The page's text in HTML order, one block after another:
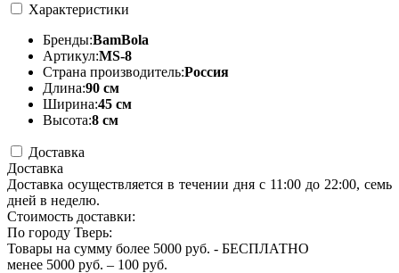
Характеристики
Бренды:BamBola
Артикул:MS-8
Страна производитель:Россия
Длина:90 см
Ширина:45 см
Высота:8 см
Доставка
Доставка
Доставка осуществляется в течении дня с 11:00 до 22:00, семь
дней в неделю.
Стоимость доставки:
По городу Тверь:
Товары на сумму более 5000 руб. - БЕСПЛАТНО
менее 5000 руб. – 100 руб.